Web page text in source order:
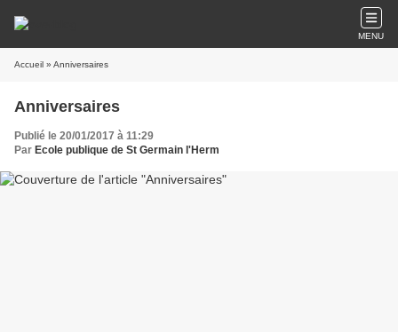
MENU
Accueil » Anniversaires
Anniversaires
Publié le 20/01/2017 à 11:29
Par Ecole publique de St Germain l'Herm